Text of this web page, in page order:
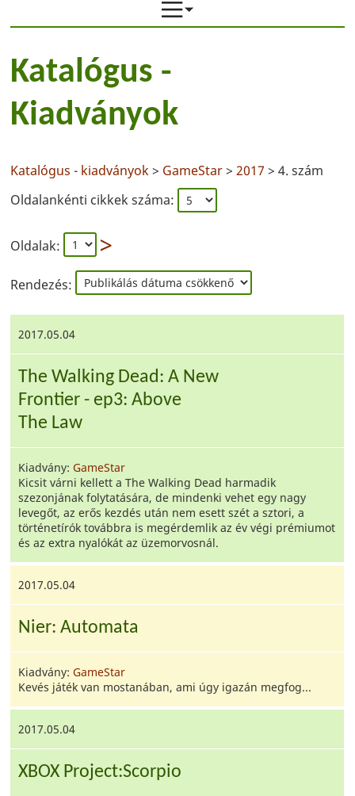
Katalógus -
Kiadványok
Katalógus - kiadványok> GameStar>2017 > 4. szám
Oldalankénti cikkek száma:
Oldalak:
Rendezés:
2017.05.04
The Walking Dead: A New
Frontier - ep3: Above
The Law
Kiadvány: GameStar
Kicsit várni kellett a The Walking Dead harmadik
szezonjának folytatására, de mindenki vehet egy nagy
levegőt, az erős kezdés után nem esett szét a sztori, a
történetírók továbbra is megérdemlik az év végi prémiumot
és az extra nyalókát az üzemorvosnál.
2017.05.04
Nier: Automata
Kiadvány:GameStar
Kevés játék van mostanában, ami úgy igazán megfog...
2017.05.04
XBOX Project:Scorpio